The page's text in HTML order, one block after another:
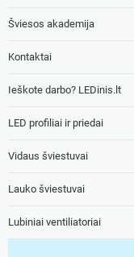
Šviesos akademija
Kontaktai
Ieškote darbo? LEDinis.lt
LED profiliai ir priedai
Vidaus šviestuvai
Lauko šviestuvai
Lubiniai ventiliatoriai